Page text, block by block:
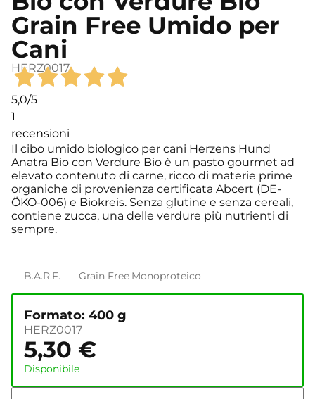
Grain Free Umido per
Cani
HERZ0017
5,0/5
1
recensioni
Il cibo umido biologico per cani Herzens Hund
Anatra Bio con Verdure Bio è un pasto gourmet ad
elevato contenuto di carne, ricco di materie prime
organiche di provenienza certificata Abcert (DE-
ÖKO-006) e Biokreis. Senza glutine e senza cereali,
contiene zucca, una delle verdure più nutrienti di
sempre.
B.A.R.F. Grain Free Monoproteico
Formato: 400 g
HERZ0017
5,30 €
Disponibile